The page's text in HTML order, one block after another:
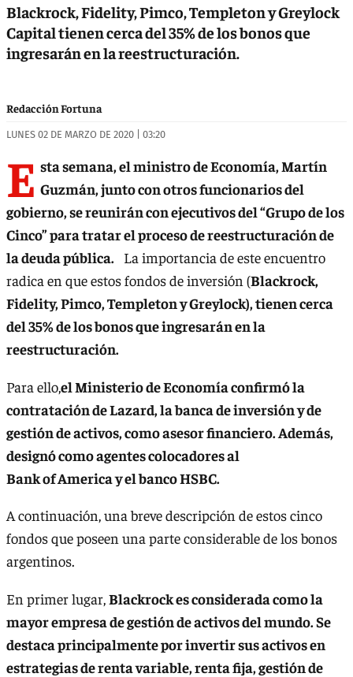
Blackrock, Fidelity, Pimco, Templeton y Greylock
Capital tienen cerca del 35% de los bonos que
ingresarán en la reestructuración.
Redacción Fortuna
LUNES 02 DE MARZO DE 2020 | 03:20
E sta semana, el ministro de Economía, Martín
Guzmán, junto con otros funcionarios del
gobierno, se reunirán con ejecutivos del “Grupo de los
Cinco” para tratar el proceso de reestructuración de
la deuda pública. La importancia de este encuentro
radica en que estos fondos de inversión (Blackrock,
Fidelity, Pimco, Templeton y Greylock), tienen cerca
del 35% de los bonos que ingresarán en la
reestructuración.
Para ello,el Ministerio de Economía confirmó la
contratación de Lazard, la banca de inversión y de
gestión de activos, como asesor financiero. Además,
designó como agentes colocadores al
Bank of America y el banco HSBC.
A continuación, una breve descripción de estos cinco
fondos que poseen una parte considerable de los bonos
argentinos.
En primer lugar,Blackrock es considerada como la
mayor empresa de gestión de activos del mundo. Se
destaca principalmente por invertir sus activos en
estrategias de renta variable, renta fija, gestión de